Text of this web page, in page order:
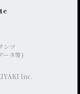
ンツ
ータ等)
Inc.